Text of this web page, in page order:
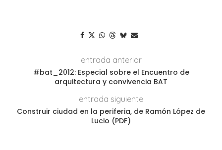
entrada anterior
#bat_2012: Especial sobre el Encuentro de
arquitectura y convivencia BAT
entrada siguiente
Construir ciudad en la periferia, de Ramón López de
Lucio (PDF)